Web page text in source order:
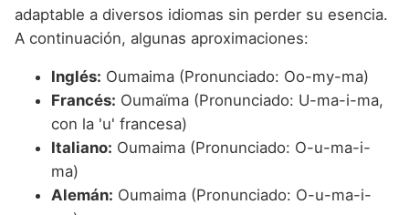
adaptable a diversos idiomas sin perder su esencia.
A continuación, algunas aproximaciones:
Inglés: Oumaima (Pronunciado: Oo-my-ma)
Francés: Oumaïma (Pronunciado: U-ma-i-ma,
con la 'u' francesa)
Italiano: Oumaima (Pronunciado: O-u-ma-i-
ma)
Alemán: Oumaima (Pronunciado: O-u-ma-i-